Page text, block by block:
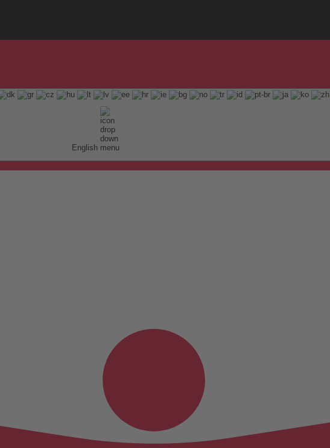
English